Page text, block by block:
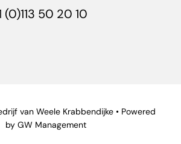
(0)113 50 20 10
van Weele Krabbendijke • Powered
by GW Management